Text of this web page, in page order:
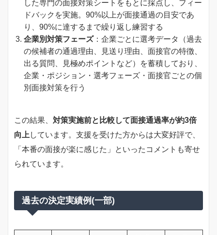
した専門の面接対策シートをもとに採点し、フィー
ドバックを実施。90%以上が面接通過の目安であ
り、90%に達するまで繰り返し練習する
企業別対策フェーズ：企業ごとに選考データ（過去
の候補者の通過理由、見送り理由、面接官の特徴、
出る質問、見極めポイントなど）を蓄積しており、
企業・ポジション・選考フェーズ・面接官ごとの個
別面接対策を行う
この結果、 対策実施前と比較して面接通過率が約3倍
向上 しています。支援を受けた方からは大変好評で、
「本番の面接が楽に感じた」といったコメントも寄せ
られています。
過去の決定実績例(一部)